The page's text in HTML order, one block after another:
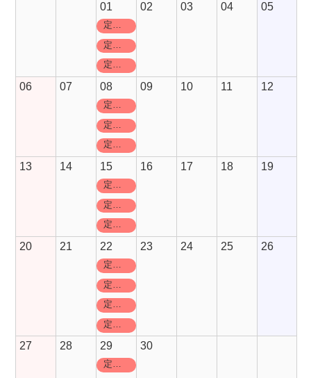
01
定休日
定休日
02 03 04 05
06 07 08
定休日
定休日
09 10 11 12
13 14 15
定休日
定休日
16 17 18 19
20 21 22
定休日
定休日
23 24 25 26
27 28 29
定休日
30